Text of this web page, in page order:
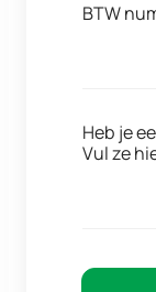
BTW
Heb je
Vul ze